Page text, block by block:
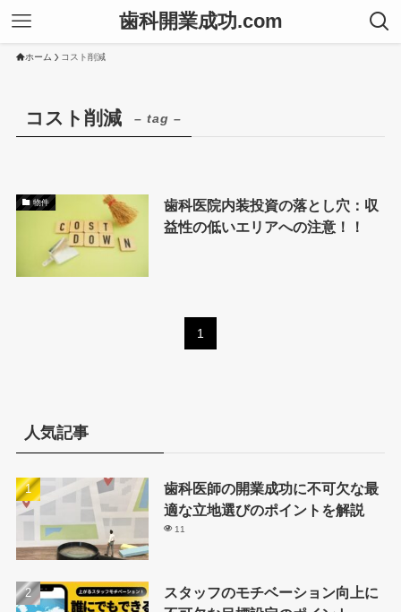
歯科開業成功.com
ホーム コスト削減
コスト削減 – tag –
物件
歯科医院内装投資の落とし穴：収
益性の低いエリアへの注意！！
1
人気記事
歯科医師の開業成功に不可欠な最
適な立地選びのポイントを解説
11
スタッフのモチベーション向上に